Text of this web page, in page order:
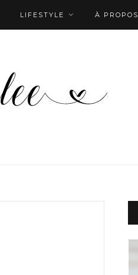
LIFESTYLE À PROPOS